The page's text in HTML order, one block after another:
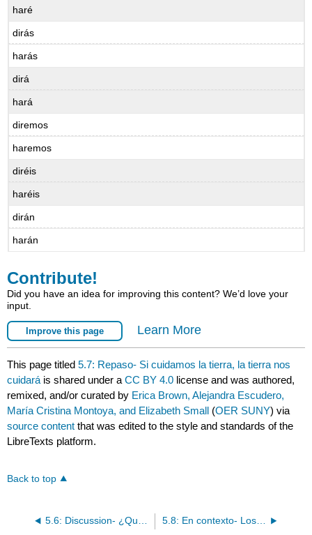
haré
dirás
harás
dirá
hará
diremos
haremos
diréis
haréis
dirán
harán
Contribute!
Did you have an idea for improving this content? We’d love your
input.
Improve this page Learn More
This page titled5.7: Repaso- Si cuidamos la tierra, la tierra nos
cuidará is shared under aCC BY 4.0 license and was authored,
remixed, and/or curated by Erica Brown, Alejandra Escudero,
María Cristina Montoya, and Elizabeth Small (OER SUNY) via
source content that was edited to the style and standards of the
LibreTexts platform.
Back to top
5.6: Discussion- ¿Qué has hecho este año? 5.8: En contexto- Los pronombres relativos